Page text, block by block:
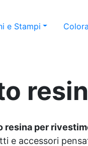
e Stampi
resina per
e accessori